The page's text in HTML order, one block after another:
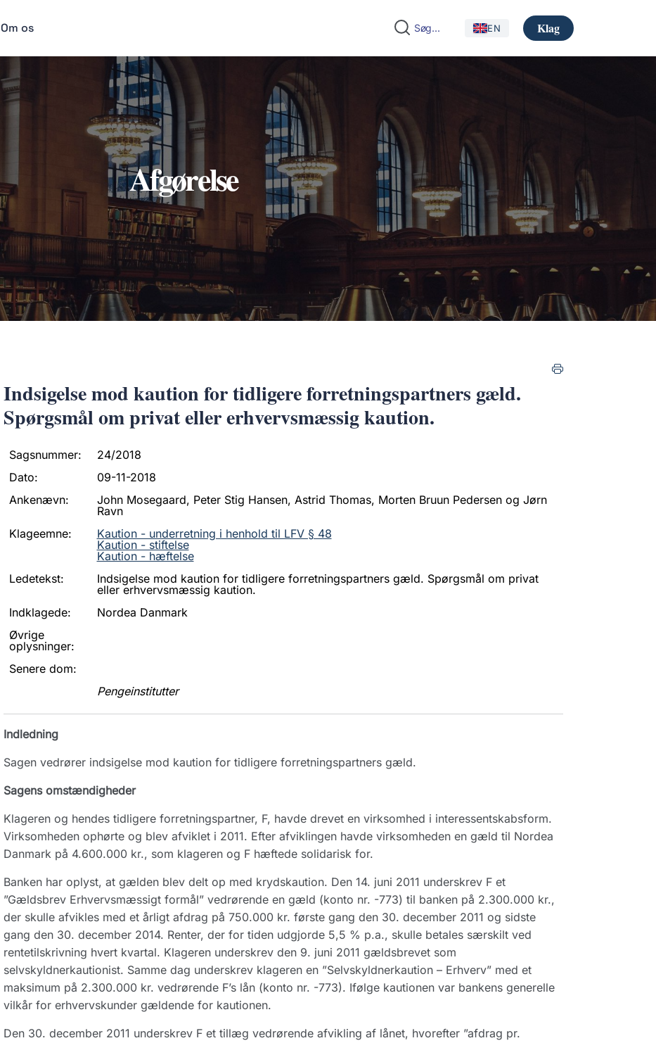
Om os EN Klag
Afgørelse
Indsigelse mod kaution for tidligere forretningspartners gæld.
Spørgsmål om privat eller erhvervsmæssig kaution.
Sagsnummer:
24/2018
Dato:
09-11-2018
Ankenævn:
John Mosegaard, Peter Stig Hansen, Astrid Thomas, Morten Bruun Pedersen og Jørn
Ravn
Klageemne:
Kaution - underretning i henhold til LFV § 48
Kaution - stiftelse
Kaution - hæftelse
Ledetekst:
Indsigelse mod kaution for tidligere forretningspartners gæld. Spørgsmål om privat
eller erhvervsmæssig kaution.
Indklagede:
Nordea Danmark
Øvrige
oplysninger:
Senere dom:
Pengeinstitutter
Indledning
Sagen vedrører indsigelse mod kaution for tidligere forretningspartners gæld.
Sagens omstændigheder
Klageren og hendes tidligere forretningspartner, F, havde drevet en virksomhed i interessentskabsform.
Virksomheden ophørte og blev afviklet i 2011. Efter afviklingen havde virksomheden en gæld til Nordea
Danmark på 4.600.000 kr., som klageren og F hæftede solidarisk for.
Banken har oplyst, at gælden blev delt op med krydskaution. Den 14. juni 2011 underskrev F et
”Gældsbrev Erhvervsmæssigt formål” vedrørende en gæld (konto nr. -773) til banken på 2.300.000 kr.,
der skulle afvikles med et årligt afdrag på 750.000 kr. første gang den 30. december 2011 og sidste
gang den 30. december 2014. Renter, der for tiden udgjorde 5,5 % p.a., skulle betales særskilt ved
rentetilskrivning hvert kvartal. Klageren underskrev den 9. juni 2011 gældsbrevet som
selvskyldnerkautionist. Samme dag underskrev klageren en ”Selvskyldnerkaution – Erhverv” med et
maksimum på 2.300.000 kr. vedrørende F’s lån (konto nr. -773). Ifølge kautionen var bankens generelle
vilkår for erhvervskunder gældende for kautionen.
Den 30. december 2011 underskrev F et tillæg vedrørende afvikling af lånet, hvorefter ”afdrag pr.